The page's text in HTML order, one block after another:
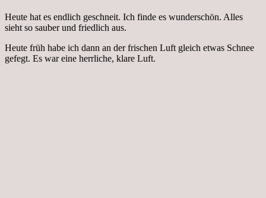
Heute hat es endlich geschneit. Ich finde es wunderschön. Alles
sieht so sauber und friedlich aus.
Heute früh habe ich dann an der frischen Luft gleich etwas Schnee
gefegt. Es war eine herrliche, klare Luft.